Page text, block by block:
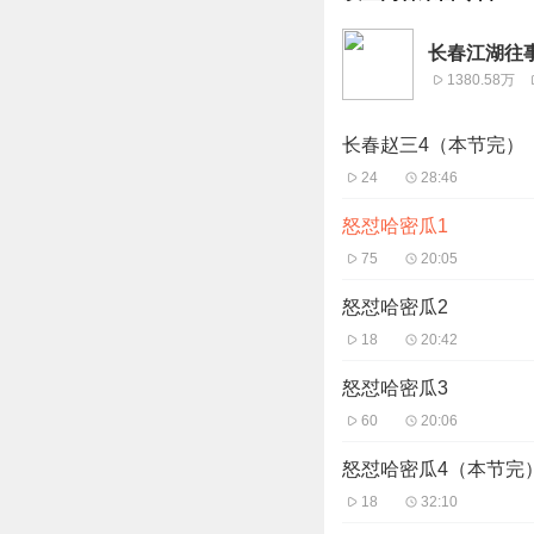
长春江湖往
1380.58万
长春赵三4（本节完）
24 28:46
怒怼哈密瓜1
75 20:05
怒怼哈密瓜2
18 20:42
怒怼哈密瓜3
60 20:06
怒怼哈密瓜4（本节完）
18 32:10